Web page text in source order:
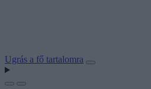
Ugrás a fő tartalomra